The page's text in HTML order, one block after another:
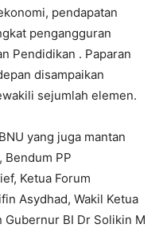
pendapatan
pengangguran
Pendidikan . Paparan
disampaikan
sejumlah elemen.
yang juga mantan
Bendum PP
Ketua Forum
Asydhad, Wakil Ketua
BI Dr Solikin M